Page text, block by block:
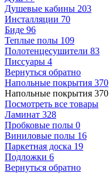
Душевые кабины 203
Инсталляции 70
Биде 96
Теплые полы 109
Полотенцесушители 83
Писсуары 4
Вернуться обратно
Напольные покрытия 370
Напольные покрытия 370
Посмотреть все товары
Ламинат 328
Пробковые полы 0
Виниловые полы 16
Паркетная доска 19
Подложки 6
Вернуться обратно